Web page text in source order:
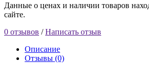
Данные о ценах и наличии товаров
сайте.
0 отзывов /Написать отзыв
Описание
Отзывы (0)